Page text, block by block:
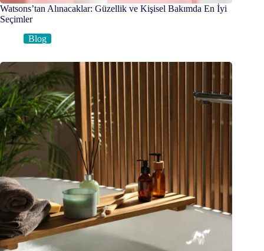
Watsons’tan Alınacaklar: Güzellik ve Kişisel Bakımda En İyi
Seçimler
Blog